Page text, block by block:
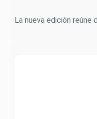
La nueva edición